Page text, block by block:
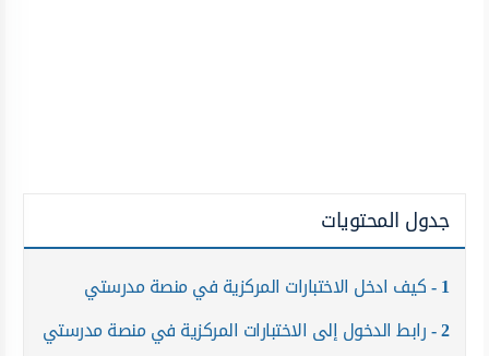
جدول المحتويات
1 كيف ادخل الاختبارات المركزية في منصة مدرستي
2 رابط الدخول إلى الاختبارات المركزية في منصة مدرستي